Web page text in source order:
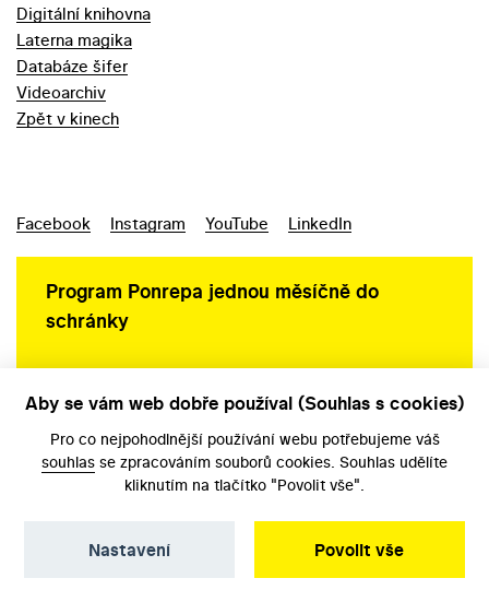
Digitální knihovna
Laterna magika
Databáze šifer
Videoarchiv
Zpět v kinech
Facebook Instagram YouTube LinkedIn
Program Ponrepa jednou měsíčně do
schránky
Aby se vám web dobře používal (Souhlas s cookies)
Pro co nejpohodlnější používání webu potřebujeme váš
souhlas se zpracováním souborů cookies. Souhlas udělíte
kliknutím na tlačítko "Povolit vše".
Povolit vše
Nastavení